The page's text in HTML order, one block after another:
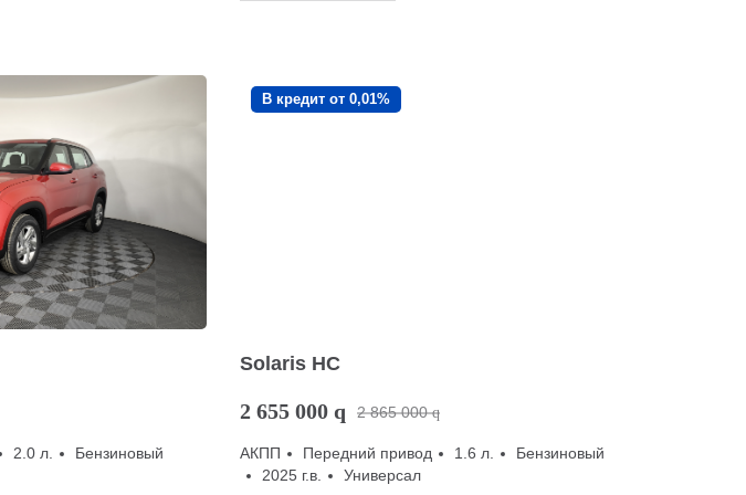
2.0 л.
Бензиновый
В кредит от 0,01%
Solaris HC
2 655 000 q 2 865 000 q
АКПП Передний привод 1.6 л.
Бензиновый
2025 г.в.
Универсал